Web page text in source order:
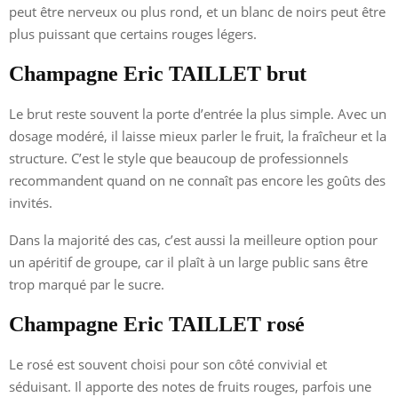
peut être nerveux ou plus rond, et un blanc de noirs peut être
plus puissant que certains rouges légers.
Champagne Eric TAILLET brut
Le brut reste souvent la porte d’entrée la plus simple. Avec un
dosage modéré, il laisse mieux parler le fruit, la fraîcheur et la
structure. C’est le style que beaucoup de professionnels
recommandent quand on ne connaît pas encore les goûts des
invités.
Dans la majorité des cas, c’est aussi la meilleure option pour
un apéritif de groupe, car il plaît à un large public sans être
trop marqué par le sucre.
Champagne Eric TAILLET rosé
Le rosé est souvent choisi pour son côté convivial et
séduisant. Il apporte des notes de fruits rouges, parfois une